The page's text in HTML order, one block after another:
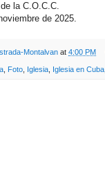
la C.O.C.C.
de 2025.
Montalvan at 4:00 PM
Foto Iglesia Iglesia en Cuba